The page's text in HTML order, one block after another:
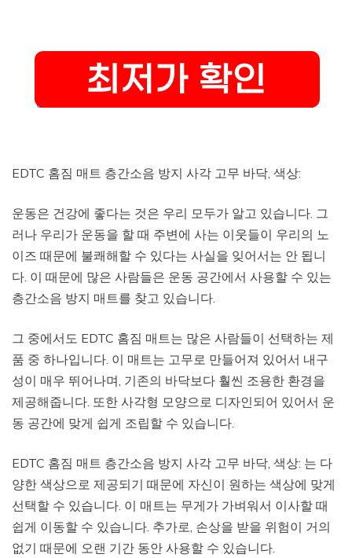
EDTC 홈짐 매트 층간소음 방지 사각 고무 바닥, 색상:
운동은 건강에 좋다는 것은 우리 모두가 알고 있습니다. 그
러나 우리가 운동을 할 때 주변에 사는 이웃들이 우리의 노
이즈 때문에 불쾌해할 수 있다는 사실을 잊어서는 안 됩니
다. 이 때문에 많은 사람들은 운동 공간에서 사용할 수 있는
층간소음 방지 매트를 찾고 있습니다.
그 중에서도 EDTC 홈짐 매트는 많은 사람들이 선택하는 제
품 중 하나입니다. 이 매트는 고무로 만들어져 있어서 내구
성이 매우 뛰어나며, 기존의 바닥보다 훨씬 조용한 환경을
제공해줍니다. 또한 사각형 모양으로 디자인되어 있어서 운
동 공간에 맞게 쉽게 조립할 수 있습니다.
EDTC 홈짐 매트 층간소음 방지 사각 고무 바닥, 색상: 는 다
양한 색상으로 제공되기 때문에 자신이 원하는 색상에 맞게
선택할 수 있습니다. 이 매트는 무게가 가벼워서 이사할 때
쉽게 이동할 수 있습니다. 추가로, 손상을 받을 위험이 거의
없기 때문에 오랜 기간 동안 사용할 수 있습니다.